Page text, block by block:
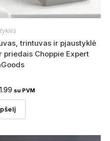
trintuvas ir pjaustyklė
priedais Choppie Expert
su PVM